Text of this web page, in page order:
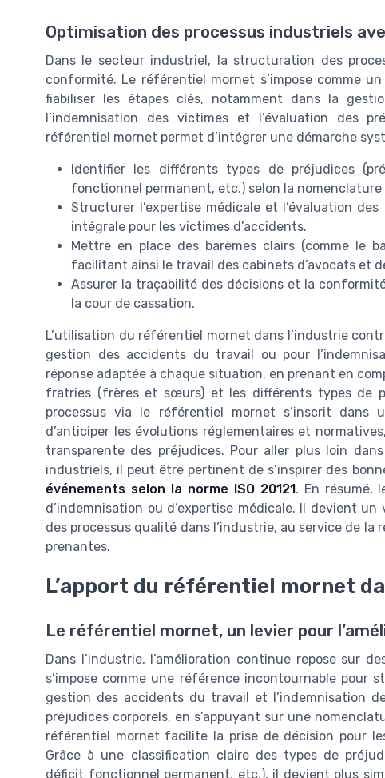
Optimisation des processus industriels
Dans le secteur industriel, la structuration des
conformité. Le référentiel mornet s’impose comme
fiabiliser les étapes clés, notamment dans la
l’indemnisation des victimes et l’évaluation des
référentiel mornet permet d’intégrer une démarche
Identifier les différents types de préjudices
fonctionnel permanent, etc.) selon la
Structurer l’expertise médicale et l’évaluation
intégrale pour les victimes d’accidents.
Mettre en place des barèmes clairs (comme le
facilitant ainsi le travail des cabinets d’avocats et
Assurer la traçabilité des décisions et la
la cour de cassation.
L’utilisation du référentiel mornet dans l’industrie
gestion des accidents du travail ou pour
réponse adaptée à chaque situation, en prenant en
fratries (frères et sœurs) et les différents types de
processus via le référentiel mornet s’inscrit dans
d’anticiper les évolutions réglementaires et
transparente des préjudices. Pour aller plus loin
industriels, il peut être pertinent de s’inspirer des
événements selon la norme ISO 20121. En résumé,
d’indemnisation ou d’expertise médicale. Il devient
des processus qualité dans l’industrie, au service de
prenantes.
L’apport du référentiel mornet
Le référentiel mornet, un levier pour
Dans l’industrie, l’amélioration continue repose sur
s’impose comme une référence incontournable
gestion des accidents du travail et l’indemnisation
préjudices corporels, en s’appuyant sur une
référentiel mornet facilite la prise de décision pour
Grâce à une classification claire des types de
déficit fonctionnel permanent, etc.), il devient plus